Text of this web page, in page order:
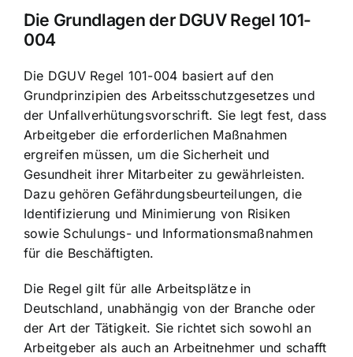
Die Grundlagen der DGUV Regel 101-
004
Die DGUV Regel 101-004 basiert auf den
Grundprinzipien des Arbeitsschutzgesetzes und
der Unfallverhütungsvorschrift. Sie legt fest, dass
Arbeitgeber die erforderlichen Maßnahmen
ergreifen müssen, um die Sicherheit und
Gesundheit ihrer Mitarbeiter zu gewährleisten.
Dazu gehören Gefährdungsbeurteilungen, die
Identifizierung und Minimierung von Risiken
sowie Schulungs- und Informationsmaßnahmen
für die Beschäftigten.
Die Regel gilt für alle Arbeitsplätze in
Deutschland, unabhängig von der Branche oder
der Art der Tätigkeit. Sie richtet sich sowohl an
Arbeitgeber als auch an Arbeitnehmer und schafft